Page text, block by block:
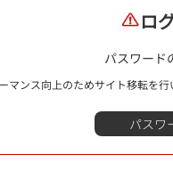
ロ
パスワード
マンス向上のためサイト移転を